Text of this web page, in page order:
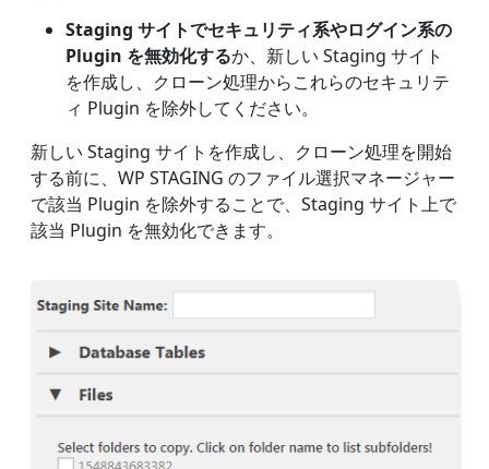
Staging サイトでセキュリティ系やログイン系の
Plugin を無効化するか、新しい Staging サイト
を作成し、クローン処理からこれらのセキュリテ
ィ Plugin を除外してください。
新しい Staging サイトを作成し、クローン処理を開始
する前に、WP STAGING のファイル選択マネージャー
で該当 Plugin を除外することで、Staging サイト上で
該当 Plugin を無効化できます。